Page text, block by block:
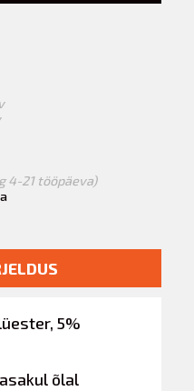
4-21 tööpäeva)
5%
õlal